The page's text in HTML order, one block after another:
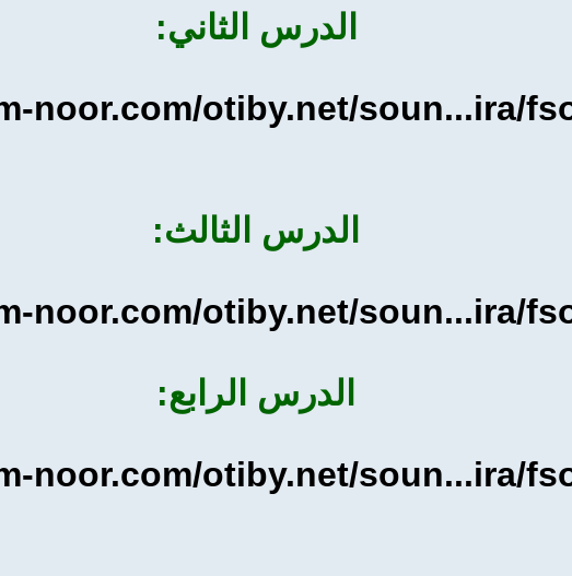
الدرس الثاني:
noor.com/otiby.net/soun...ira/
الدرس الثالث:
noor.com/otiby.net/soun...ira/
الدرس الرابع:
noor.com/otiby.net/soun...ira/